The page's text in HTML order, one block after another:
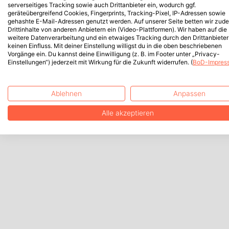
serverseitiges Tracking sowie auch Drittanbieter ein, wodurch ggf.
geräteübergreifend Cookies, Fingerprints, Tracking-Pixel, IP-Adressen sowie
gehashte E-Mail-Adressen genutzt werden. Auf unserer Seite betten wir
Drittinhalte von anderen Anbietern ein (Video-Plattformen). Wir haben auf die
weitere Datenverarbeitung und ein etwaiges Tracking durch den Drittanbieter
keinen Einfluss. Mit deiner Einstellung willigst du in die oben beschriebenen
Vorgänge ein. Du kannst deine Einwilligung (z. B. im Footer unter „Privacy-
Einstellungen“) jederzeit mit Wirkung für die Zukunft widerrufen. (BoD-
Ablehnen Anpassen
Alle akzeptieren